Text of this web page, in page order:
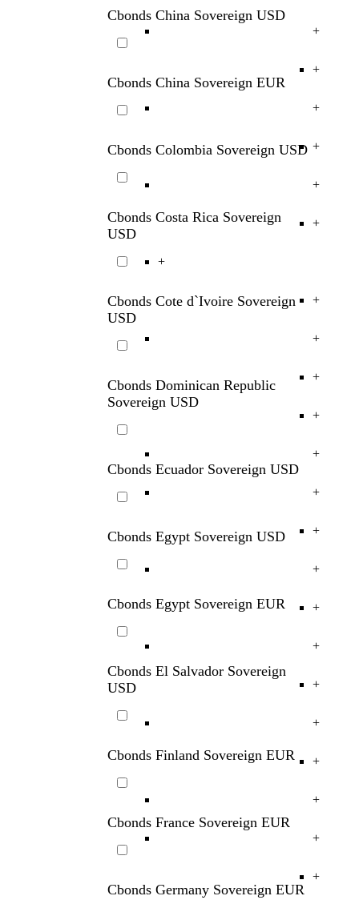
Cbonds China Sovereign USD
Cbonds China Sovereign EUR
Cbonds Colombia Sovereign USD
Cbonds Costa Rica Sovereign
USD
Cbonds Cote d`Ivoire Sovereign
USD
Cbonds Dominican Republic
Sovereign USD
Cbonds Ecuador Sovereign USD
Cbonds Egypt Sovereign USD
Cbonds Egypt Sovereign EUR
Cbonds El Salvador Sovereign
USD
Cbonds Finland Sovereign EUR
Cbonds France Sovereign EUR
Cbonds Germany Sovereign EUR
+
+
+
+
+
+
+
+
+
+
+
+
+
+
+
+
+
+
+
+
+
+
+